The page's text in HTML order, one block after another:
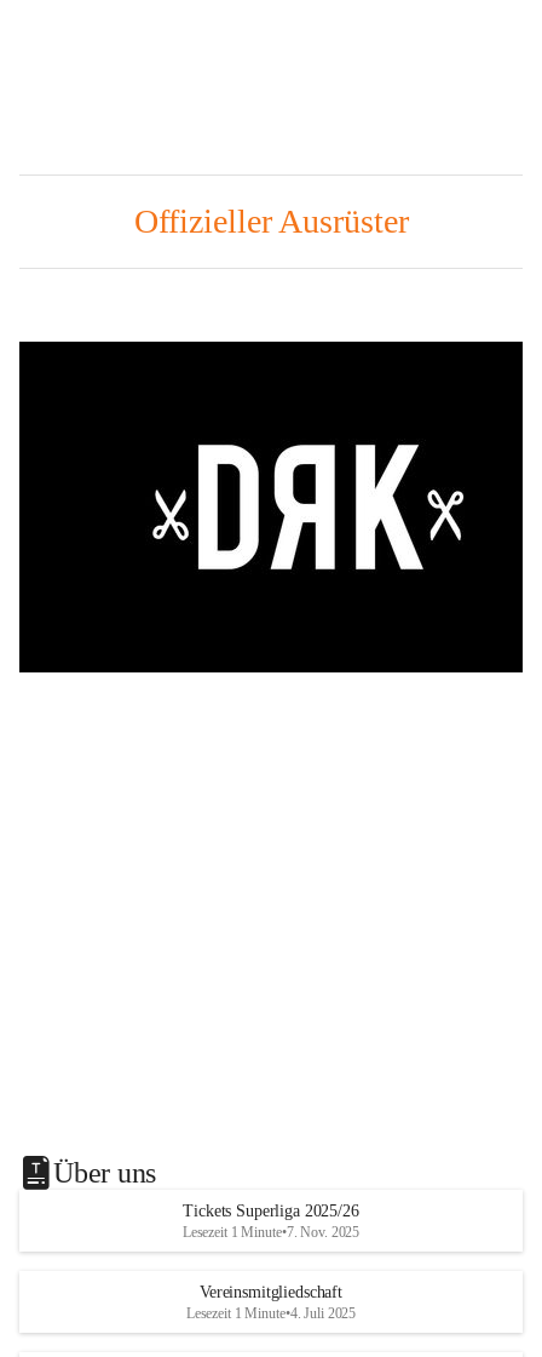
Offizieller Ausrüster
Über uns
Tickets Superliga 2025/26
Lesezeit 1 Minute•7. Nov. 2025
Vereinsmitgliedschaft
Lesezeit 1 Minute•4. Juli 2025